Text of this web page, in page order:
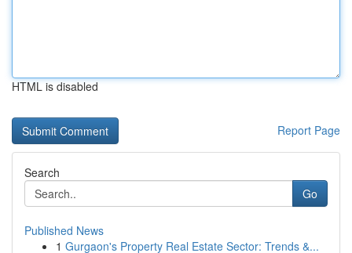
HTML is disabled
Report Page
Search
Go
Published News
1 Gurgaon's Property Real Estate Sector: Trends &...